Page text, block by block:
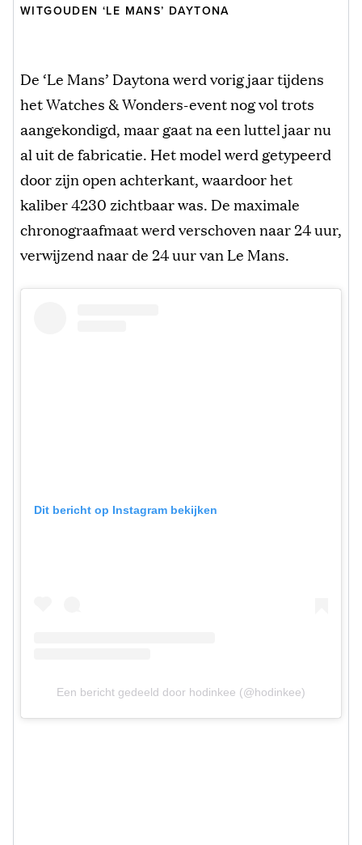
WITGOUDEN ‘LE MANS’ DAYTONA
De ‘Le Mans’ Daytona werd vorig jaar tijdens
het Watches & Wonders-event nog vol trots
aangekondigd, maar gaat na een luttel jaar nu
al uit de fabricatie. Het model werd getypeerd
door zijn open achterkant, waardoor het
kaliber 4230 zichtbaar was. De maximale
chronograafmaat werd verschoven naar 24 uur,
verwijzend naar de 24 uur van Le Mans.
Dit bericht op Instagram bekijken
Een bericht gedeeld door hodinkee (@hodinkee)